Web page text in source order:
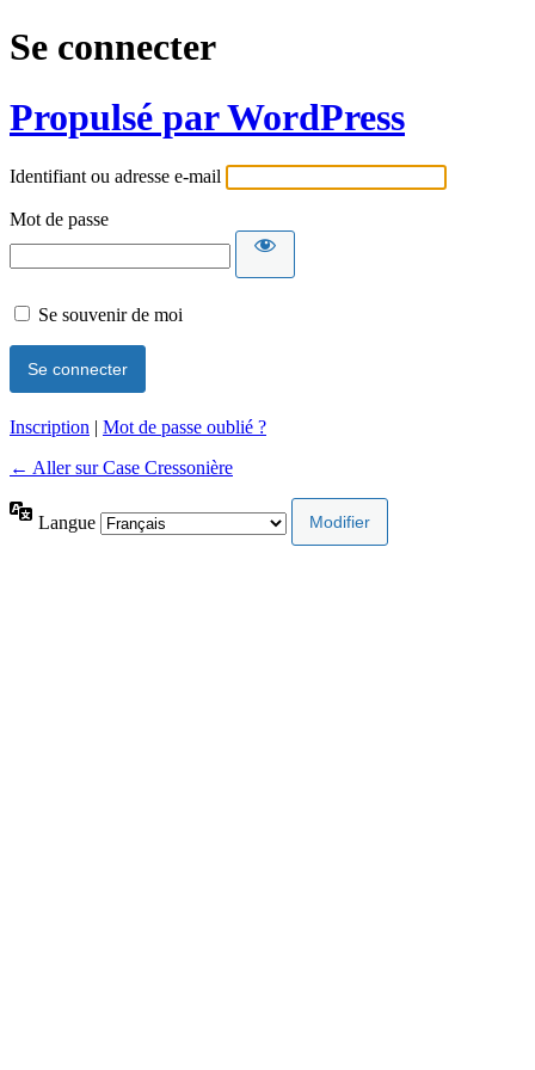
Se connecter
Propulsé par WordPress
Identifiant ou adresse e-mail
Mot de passe
Se souvenir de moi
Inscription | Mot de passe oublié ?
← Aller sur Case Cressonière
Langue